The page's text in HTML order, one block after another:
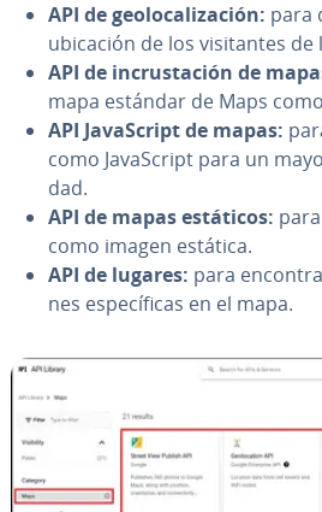
API de geo­lo­ca­li­za­ción: para
ubicación de los vi­si­ta­n­tes de
API de in­cru­s­ta­ción de
mapa estándar de Maps
API Ja­va­S­cri­pt de mapas:
como Ja­va­S­cri­pt para un
dad.
API de mapas estáticos:
como imagen estática.
API de lugares: para
nes es­pe­cí­fi­cas en el mapa.